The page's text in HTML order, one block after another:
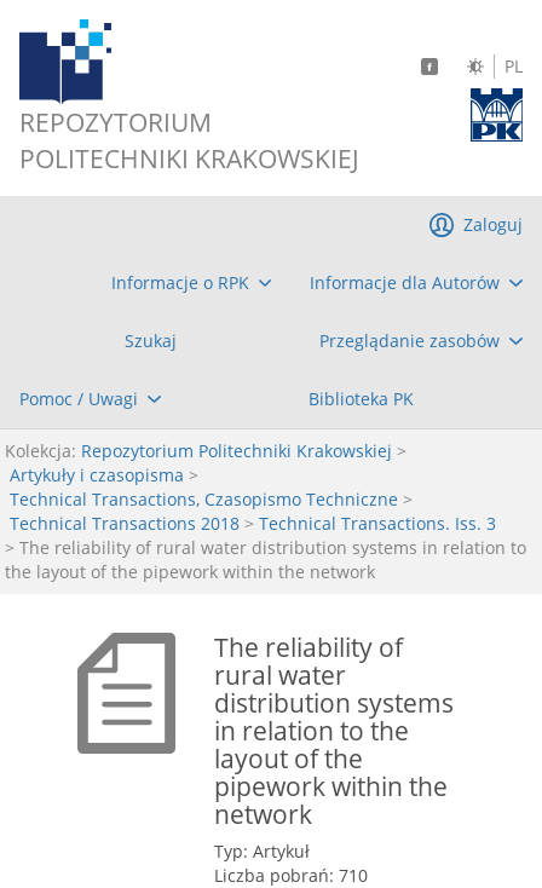
REPOZYTORIUM
POLITECHNIKI KRAKOWSKIEJ
PL
Informacje o RPK Informacje dla Autorów
Szukaj Przeglądanie zasobów
Pomoc / Uwagi Biblioteka PK
Zaloguj
Kolekcja: Repozytorium Politechniki Krakowskiej >
Artykuły i czasopisma >
Technical Transactions, Czasopismo Techniczne >
Technical Transactions 2018 > Technical Transactions. Iss. 3
> The reliability of rural water distribution systems in relation to
the layout of the pipework within the network
The reliability of
rural water
distribution systems
in relation to the
layout of the
pipework within the
network
Typ: Artykuł
Liczba pobrań: 710